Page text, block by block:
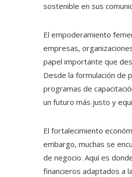
sostenible en sus
El empoderamiento
empresas,
papel importante que
Desde la formulación de
programas de
un futuro más justo y
El fortalecimiento
embargo, muchas se
de negocio. Aquí es
financieros adaptados a